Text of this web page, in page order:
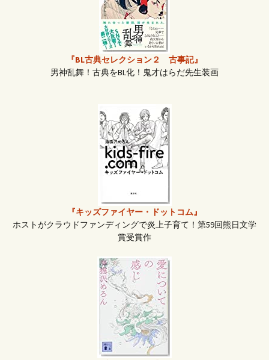
『BL古典セレクション２ 古事記』
男神乱舞！古典をBL化！鬼才はらだ先生装画
『キッズファイヤー・ドットコム』
ホストがクラウドファンディングで炎上子育て！第59回熊日文学
賞受賞作